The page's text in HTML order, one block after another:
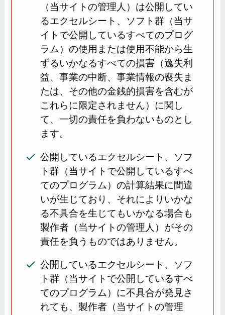
（当サイトの管理人）は公開してい
るエクセルシート、ソフト群（当サ
イトで公開しているすべてのプログ
ラム）の使用または使用不能から生
ずるいかなるすべての損害（逸失利
益、事業の中断、事業情報の喪失ま
たは、その他の金銭的損害を含むが
これらに限定されません）に関し
て、一切の責任を負わないものとし
ます。
公開しているエクセルシート、ソフ
ト群（当サイトで公開しているすべ
てのプログラム）の計算結果に間違
いが生じており、それによりいかな
る不具合を生じてもいかなる場合も
製作者（当サイトの管理人）がその
責任を負うものではありません。
公開しているエクセルシート、ソフ
ト群（当サイトで公開しているすべ
てのプログラム）に不具合が発見さ
れても、製作者（当サイトの管理